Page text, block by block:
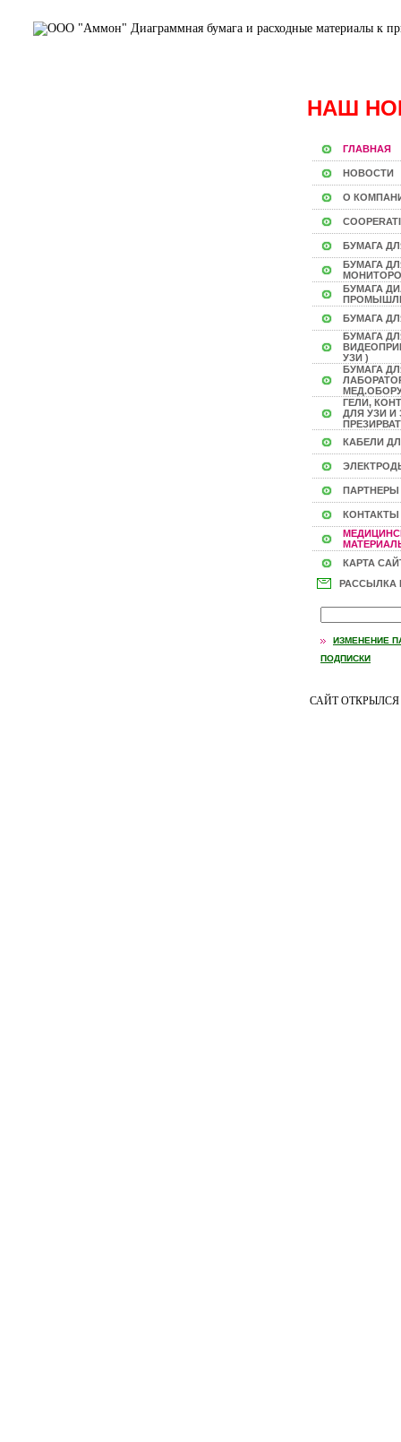
НАШ
ГЛАВНАЯ
НОВОСТИ
О
БУМАГА
БУМАГА
БУМАГА
БУМАГА
БУМАГА
УЗИ )
БУМАГА
ГЕЛИ,
ДЛЯ УЗИ И
КАБЕЛИ
ПАРТНЕРЫ
КОНТАКТЫ
КАРТА
РАССЫЛКА
ИЗМЕНЕНИЕ
ПОДПИСКИ
САЙТ ОТКРЫЛСЯ